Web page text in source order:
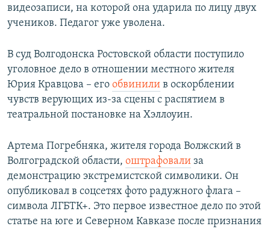
видеозаписи, на которой она ударила по лицу двух
учеников. Педагог уже уволена.
В суд Волгодонска Ростовской области поступило
уголовное дело в отношении местного жителя
Юрия Кравцова – его обвинили в оскорблении
чувств верующих из-за сцены с распятием в
театральной постановке на Хэллоуин.
Артема Погребняка, жителя города Волжский в
Волгоградской области, оштрафовали за
демонстрацию экстремистской символики. Он
опубликовал в соцсетях фото радужного флага –
символа ЛГБТК+. Это первое известное дело по этой
статье на юге и Северном Кавказе после признания